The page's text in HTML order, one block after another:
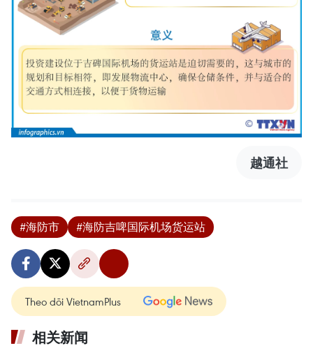
越通社
#海防市 #海防吉啤国际机场货运站
Theo dõi VietnamPlus
相关新闻